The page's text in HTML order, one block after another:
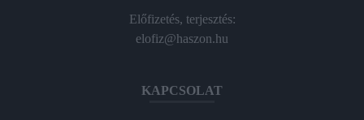
Előfizetés, terjesztés:
elofiz@haszon.hu
KAPCSOLAT